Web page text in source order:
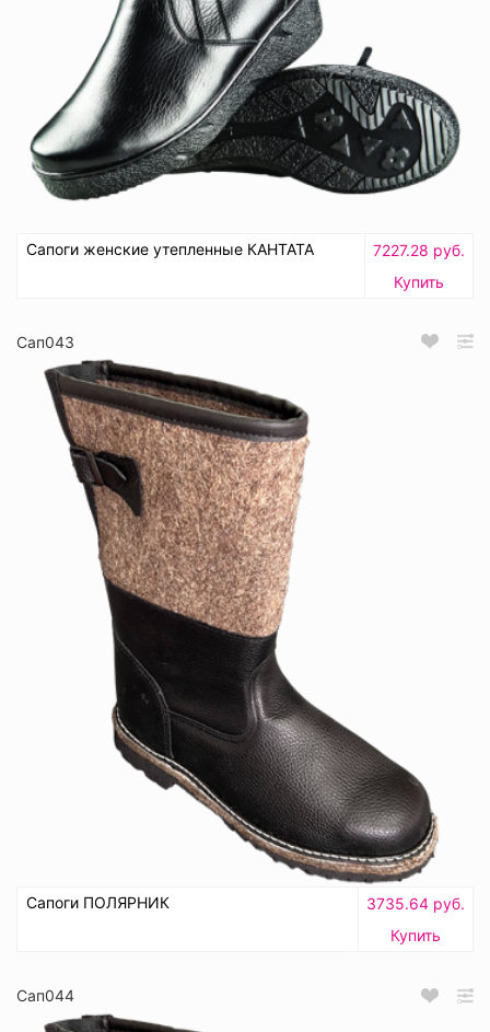
Сапоги женские утепленные КАНТАТА
7227.28 руб.
Купить
Сап043
Сапоги ПОЛЯРНИК
3735.64 руб.
Купить
Сап044